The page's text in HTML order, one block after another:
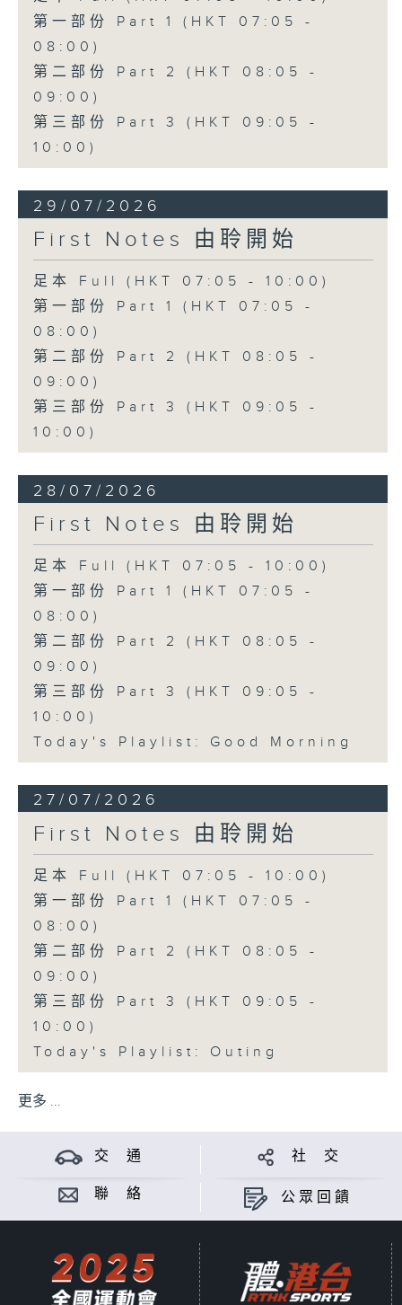
第一部份 Part 1 (HKT 07:05 -
08:00)
第二部份 Part 2 (HKT 08:05 -
09:00)
第三部份 Part 3 (HKT 09:05 -
10:00)
29/07/2026
First Notes 由聆開始
足本 Full (HKT 07:05 - 10:00)
第一部份 Part 1 (HKT 07:05 -
08:00)
第二部份 Part 2 (HKT 08:05 -
09:00)
第三部份 Part 3 (HKT 09:05 -
10:00)
28/07/2026
First Notes 由聆開始
足本 Full (HKT 07:05 - 10:00)
第一部份 Part 1 (HKT 07:05 -
08:00)
第二部份 Part 2 (HKT 08:05 -
09:00)
第三部份 Part 3 (HKT 09:05 -
10:00)
Today's Playlist: Good Morning
27/07/2026
First Notes 由聆開始
足本 Full (HKT 07:05 - 10:00)
第一部份 Part 1 (HKT 07:05 -
08:00)
第二部份 Part 2 (HKT 08:05 -
09:00)
第三部份 Part 3 (HKT 09:05 -
10:00)
Today's Playlist: Outing
更多 ...
交 通 社 交
聯 絡 公眾回饋